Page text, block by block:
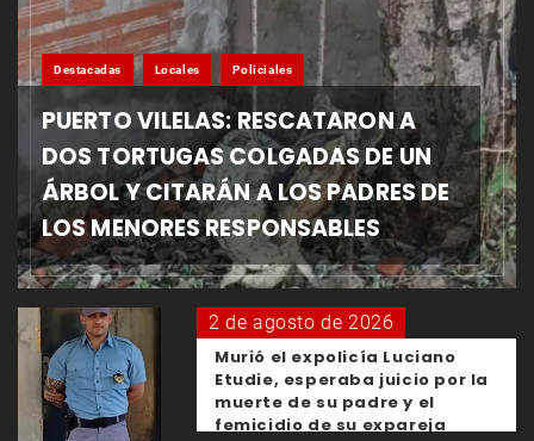
Destacadas Locales Policiales
PUERTO VILELAS: RESCATARON A
DOS TORTUGAS COLGADAS DE UN
ÁRBOL Y CITARÁN A LOS PADRES DE
LOS MENORES RESPONSABLES
2 de agosto de 2026
Murió el expolicía Luciano
Etudie, esperaba juicio por la
muerte de su padre y el
femicidio de su expareja